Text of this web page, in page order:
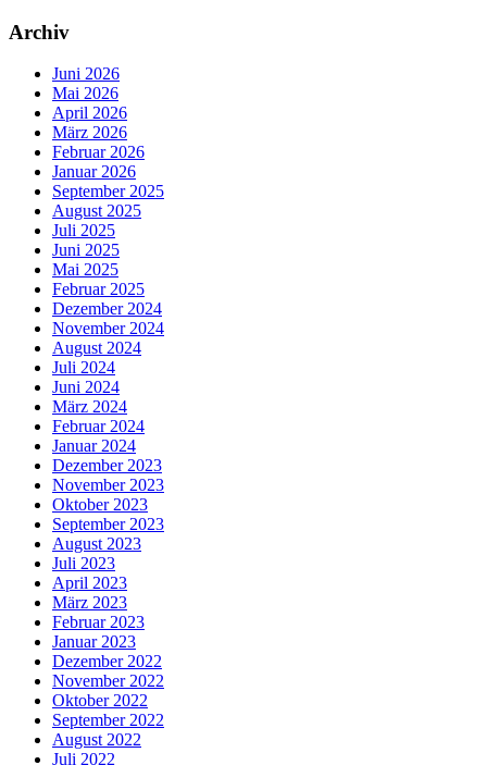
Archiv
Juni 2026
Mai 2026
April 2026
März 2026
Februar 2026
Januar 2026
September 2025
August 2025
Juli 2025
Juni 2025
Mai 2025
Februar 2025
Dezember 2024
November 2024
August 2024
Juli 2024
Juni 2024
März 2024
Februar 2024
Januar 2024
Dezember 2023
November 2023
Oktober 2023
September 2023
August 2023
Juli 2023
April 2023
März 2023
Februar 2023
Januar 2023
Dezember 2022
November 2022
Oktober 2022
September 2022
August 2022
Juli 2022